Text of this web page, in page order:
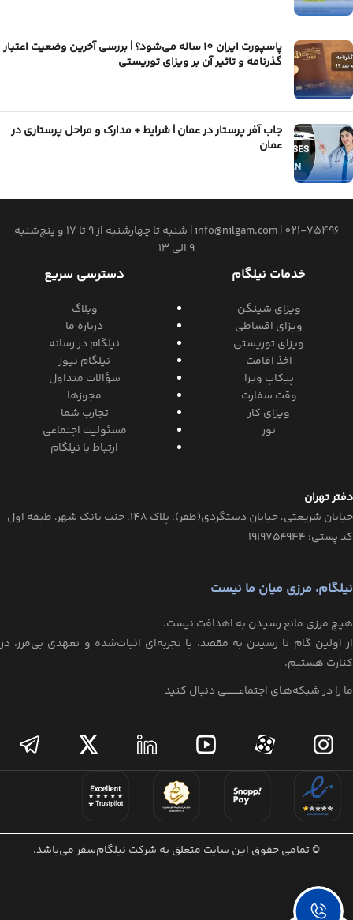
پاسپورت ایران 10 ساله می‌شود؟ | بررسی آخرین وضعیت اعتبار
گذرنامه و تاثیر آن بر ویزای توریستی
جاب آفر پرستار در عمان | شرایط + مدارک و مراحل پرستاری در
عمان
021-75496
|
info@nilgam.com
| شنبه تا چهارشنبه از 9 تا 17 و پنج‌شنبه
9 الی 13
نیلگام، مرزی میان ما نیست
هیـچ مرزی مانع رسیـدن به اهدافت نیست.
از اولین گام تا رسیدن به مقصد، با تجربه‌ای اثبات‌شده و تعهدی بی‌مرز، در
کنارت هستیم.
ما را در شبکه‌هـای اجتماعــــــــی دنبال کنید
خدمات نیلگام
ویزای شینگن
ویزای اقساطی
ویزای توریستی
اخذ اقامت
پیکاپ ویزا
وقت سفارت
ویزای کار
تور
دسترسی سریع
وبلاگ
درباره ما
نیلگام در رسانه
نیلگام نیوز
سؤالات متداول
مجوزها
تجارب شما
مسئولیت اجتماعی
ارتباط با نیلگام
دفتر تهران
خیابان‌ شریعتی، خیابان‌ دستگردی(ظفر)، پلاک 148، جنب بانک شهر، طبقه اول
کد پستی: ۱۹۱۹۷۵۴۹۴۴
© تمامی حقوق این سایت متعلق به شرکت نیلگام‌سفر می‌باشد.